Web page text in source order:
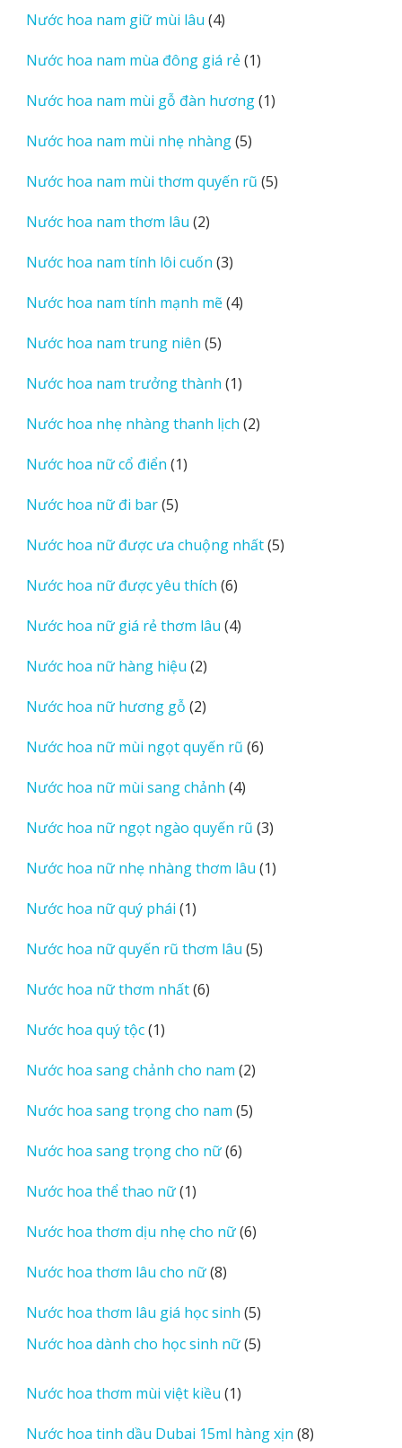
Nước hoa nam giữ mùi lâu 44
phẩm
Nước hoa nam mùa đông giá rẻ 11
phẩm
Nước hoa nam mùi gỗ đàn hương 11
Nước hoa nam mùi nhẹ nhàng 55
phẩm
Nước hoa nam mùi thơm quyến rũ 55
Nước hoa nam thơm lâu 22
phẩm
Nước hoa nam tính lôi cuốn 33
phẩm
Nước hoa nam tính mạnh mẽ 44
Nước hoa nam trung niên 55
phẩm
Nước hoa nam trưởng thành 11
phẩm
Nước hoa nhẹ nhàng thanh lịch 22
Nước hoa nữ cổ điển 11
Nước hoa nữ đi bar 55
phẩm
Nước hoa nữ được ưa chuộng nhất 55
Nước hoa nữ được yêu thích 66
phẩm
Nước hoa nữ giá rẻ thơm lâu 44
Nước hoa nữ hàng hiệu 22
phẩm
Nước hoa nữ hương gỗ 22
phẩm
Nước hoa nữ mùi ngọt quyến rũ 66
Nước hoa nữ mùi sang chảnh 44
phẩm
Nước hoa nữ ngọt ngào quyến rũ 33
phẩm
Nước hoa nữ nhẹ nhàng thơm lâu 11
Nước hoa nữ quý phái 11
phẩm
Nước hoa nữ quyến rũ thơm lâu 55
Nước hoa nữ thơm nhất 66
Nước hoa quý tộc 11
phẩm
Nước hoa sang chảnh cho nam 22
phẩm
Nước hoa sang trọng cho nam 55
Nước hoa sang trọng cho nữ 66
Nước hoa thể thao nữ 11
phẩm
Nước hoa thơm dịu nhẹ cho nữ 66
Nước hoa thơm lâu cho nữ 88
phẩm
Nước hoa thơm lâu giá học sinh 55
sản
phẩm
Nước hoa dành cho học sinh nữ 55
Nước hoa thơm mùi việt kiều 11
phẩm
Nước hoa tinh dầu Dubai 15ml hàng xịn 88